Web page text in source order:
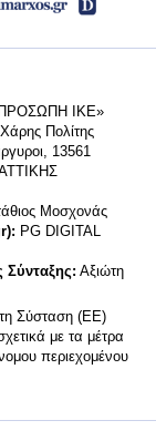
ΙΚΕ»
Πολίτης
13561
Μοσχονάς
PG DIGITAL
Σύνταξης: Αξιώτη
τη Σύσταση (ΕΕ)
με τα μέτρα
περιεχομένου